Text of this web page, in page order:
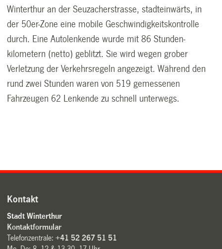
Winterthur an der Seuzacherstrasse, stadteinwärts, in
der 50er-Zone eine mobile Geschwindigkeitskontrolle
durch. Eine Autolenkende wurde mit 86 Stunden­
kilometern (netto) geblitzt. Sie wird wegen grober
Verletzung der Verkehrsregeln angezeigt. Während den
rund zwei Stunden waren von 519 gemessenen
Fahrzeugen 62 Lenkende zu schnell unterwegs.
Kontakt
Stadt Winterthur
Kontaktformular
Telefonzentrale:+41 52 267 51 51